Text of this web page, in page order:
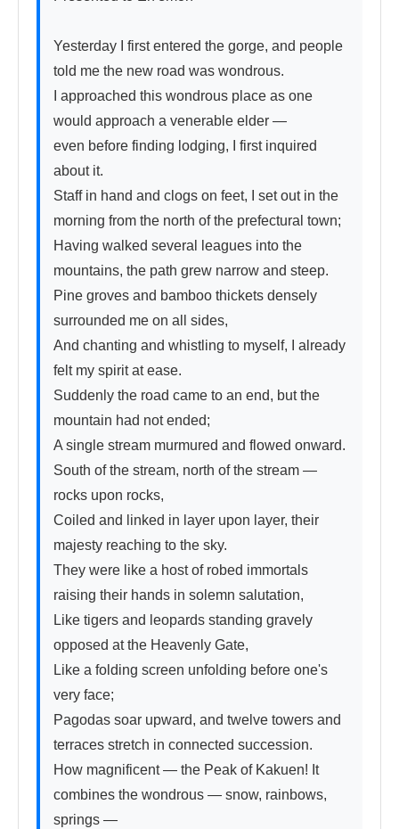
Yesterday I first entered the gorge, and people
told me the new road was wondrous.
I approached this wondrous place as one
would approach a venerable elder —
even before finding lodging, I first inquired
about it.
Staff in hand and clogs on feet, I set out in the
morning from the north of the prefectural town;
Having walked several leagues into the
mountains, the path grew narrow and steep.
Pine groves and bamboo thickets densely
surrounded me on all sides,
And chanting and whistling to myself, I already
felt my spirit at ease.
Suddenly the road came to an end, but the
mountain had not ended;
A single stream murmured and flowed onward.
South of the stream, north of the stream —
rocks upon rocks,
Coiled and linked in layer upon layer, their
majesty reaching to the sky.
They were like a host of robed immortals
raising their hands in solemn salutation,
Like tigers and leopards standing gravely
opposed at the Heavenly Gate,
Like a folding screen unfolding before one's
very face;
Pagodas soar upward, and twelve towers and
terraces stretch in connected succession.
How magnificent — the Peak of Kakuen! It
combines the wondrous — snow, rainbows,
springs —